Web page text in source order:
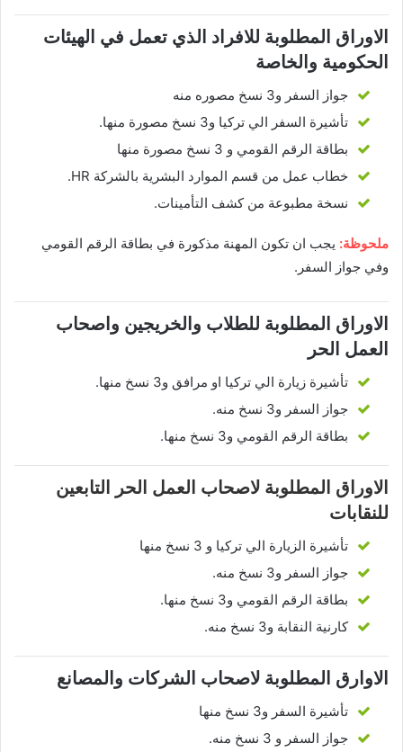
الاوراق المطلوبة للافراد الذي تعمل في الهيئات
الحكومية والخاصة
جواز السفر و3 نسخ مصوره منه
تأشيرة السفر الي تركيا و3 نسخ مصورة منها.
بطاقة الرقم القومي و 3 نسخ مصورة منها
خطاب عمل من قسم الموارد البشرية بالشركة HR.
نسخة مطبوعة من كشف التأمينات.
ملحوظة: يجب ان تكون المهنة مذكورة في بطاقة الرقم القومي
وفي جواز السفر.
الاوراق المطلوبة للطلاب والخريجين واصحاب
العمل الحر
تأشيرة زيارة الي تركيا او مرافق و3 نسخ منها.
جواز السفر و3 نسخ منه.
بطاقة الرقم القومي و3 نسخ منها.
الاوراق المطلوبة لاصحاب العمل الحر التابعين
للنقابات
تأشيرة الزيارة الي تركيا و 3 نسخ منها
جواز السفر و3 نسخ منه.
بطاقة الرقم القومي و3 نسخ منها.
كارنية النقابة و3 نسخ منه.
الاوارق المطلوبة لاصحاب الشركات والمصانع
تأشيرة السفر و3 نسخ منها
جواز السفر و 3 نسخ منه.